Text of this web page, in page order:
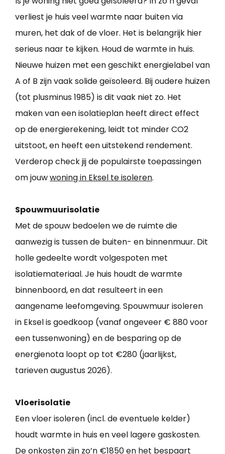
verliest je huis veel warmte naar buiten via
muren, het dak of de vloer. Het is belangrijk hier
serieus naar te kijken. Houd de warmte in huis.
Nieuwe huizen met een geschikt energielabel van
A of B zijn vaak solide geïsoleerd. Bij oudere huizen
(tot plusminus 1985) is dit vaak niet zo. Het
maken van een isolatieplan heeft direct effect
op de energierekening, leidt tot minder CO2
uitstoot, en heeft een uitstekend rendement.
Verderop check jij de populairste toepassingen
om jouwwoning in Eksel te isoleren.
Spouwmuurisolatie
Met de spouw bedoelen we de ruimte die
aanwezig is tussen de buiten- en binnenmuur. Dit
holle gedeelte wordt volgespoten met
isolatiemateriaal. Je huis houdt de warmte
binnenboord, en dat resulteert in een
aangename leefomgeving. Spouwmuur isoleren
in Eksel is goedkoop (vanaf ongeveer € 880 voor
een tussenwoning) en de besparing op de
energienota loopt op tot €280 (jaarlijkst,
tarieven augustus 2026).
Vloerisolatie
Een vloer isoleren (incl. de eventuele kelder)
houdt warmte in huis en veel lagere gaskosten.
De onkosten zijn zo’n €1850 en het bespaart